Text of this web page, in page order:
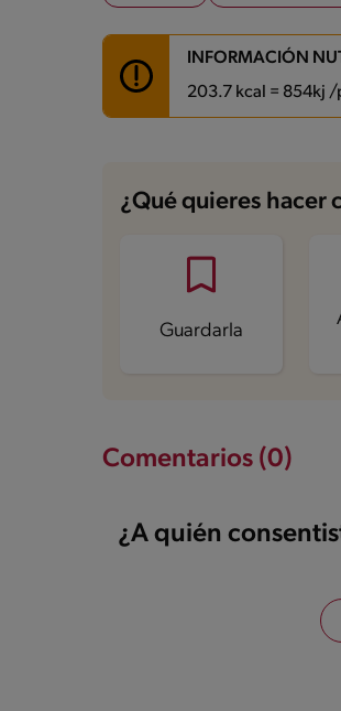
INFORMACIÓN
203.7 kcal = 854kj
Energía
203.7 kcal
Grasas 10.7 g
Azúcares
¿Qué quieres hacer
Guardarla
Comentarios (0)
¿A quién